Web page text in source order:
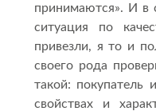
принимаются». И в
ситуация по
привезли, я то и
своего рода
такой: покупатель
свойствах и